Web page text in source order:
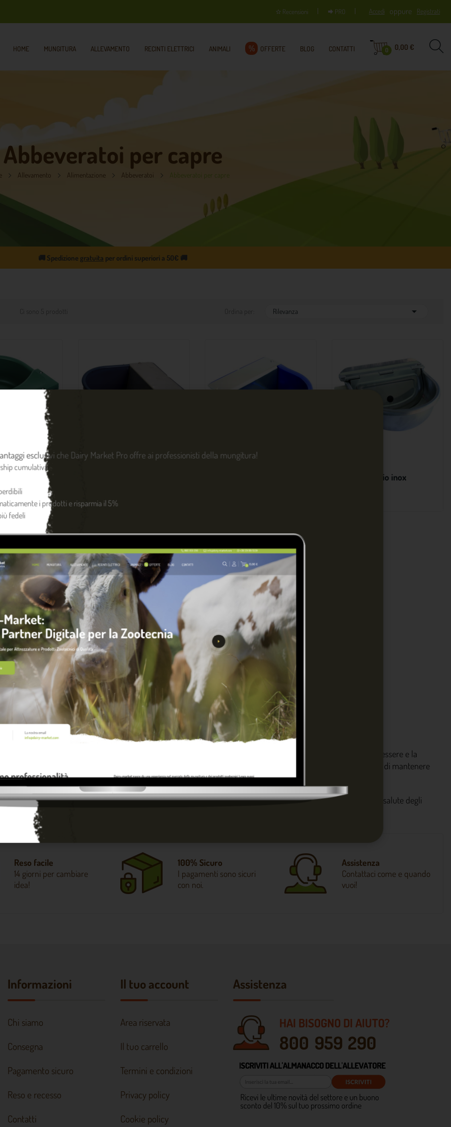
Accedi oppure Registrati
PRO
Recensioni
HOME MUNGITURA ALLEVAMENTO RECINTI ELETTRICI ANIMALI % OFFERTE BLOG CONTATTI 0 0,00 €
Abbeveratoi per capre
Allevamento Alimentazione Abbeveratoi
🚚 Spedizione gratuita per ordini superiori a 50€ 🚚
ideale per le tue capre significa garantire loro un’idratazione costante e sicura, fondamentale per il benessere e la
Prima dell’acquisto, valuta la robustezza dei materiali, la facilità di pulizia e la capacità del sistema di mantenere
fresca e pulita.
efficiente non è solo un accessorio, ma un supporto concreto per migliorare igiene, organizzazione del lavoro e salute degli
il modello più adatto alle tue esigenze, investi nella qualità e nell’equilibrio del tuo allevamento.
Rilevanza 
a muro 3 lt Abbeveratoio inox
per capre
Reso facile
14 giorni per cambiare
idea!
100% Sicuro
I pagamenti sono sicuri
con noi.
Assistenza
Contattaci come e quando
vuoi!
Informazioni
Chi siamo
Consegna
Pagamento sicuro
Reso e recesso
Contatti
Il tuo account
Area riservata
Il tuo carrello
Termini e condizioni
Privacy policy
Cookie policy
Assistenza
HAI BISOGNO DI AIUTO?
800 959 290
esclusivi che Dairy Market Pro offre ai professionisti della mungitura!
cumulativa
i prodotti e risparmia il 5%
fedeli